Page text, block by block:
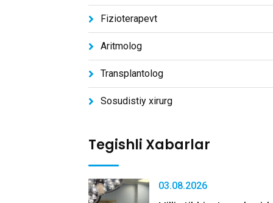
Fizioterapevt
Aritmolog
Transplantolog
Sosudistiy xirurg
Tegishli Xabarlar
03.08.2026